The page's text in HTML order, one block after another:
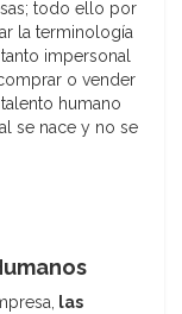
todo ello por
la terminología
impersonal
o vender
humano
se nace y no se
las